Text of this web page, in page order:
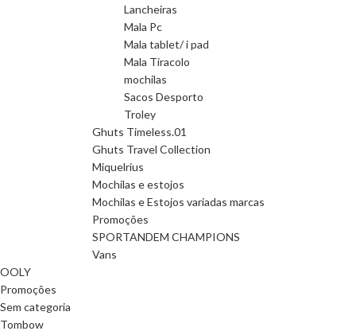
Lancheiras
Mala Pc
Mala tablet/ i pad
Mala Tiracolo
mochilas
Sacos Desporto
Troley
Ghuts Timeless.01
Ghuts Travel Collection
Miquelrius
Mochilas e estojos
Mochilas e Estojos variadas marcas
Promoções
SPORTANDEM CHAMPIONS
Vans
OOLY
Promoções
Sem categoria
Tombow